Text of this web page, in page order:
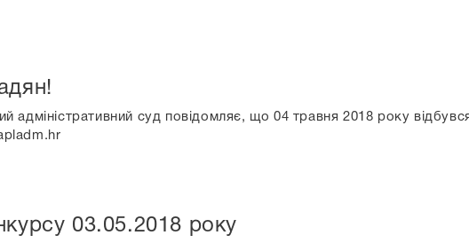
адміністративний суд повідомляє, що 04 травня 2018 року
03.05.2018 року